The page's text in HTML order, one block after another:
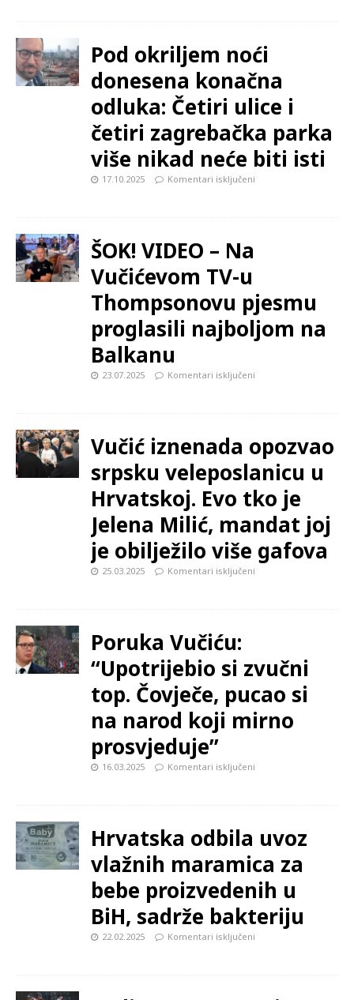
Pod okriljem noći
donesena konačna
odluka: Četiri ulice i
četiri zagrebačka parka
više nikad neće biti isti
17.10.2025 Komentari isključeni
ŠOK! VIDEO – Na
Vučićevom TV-u
Thompsonovu pjesmu
proglasili najboljom na
Balkanu
23.07.2025 Komentari isključeni
Vučić iznenada opozvao
srpsku veleposlanicu u
Hrvatskoj. Evo tko je
Jelena Milić, mandat joj
je obilježilo više gafova
25.03.2025 Komentari isključeni
Poruka Vučiću:
“Upotrijebio si zvučni
top. Čovječe, pucao si
na narod koji mirno
prosvjeduje”
16.03.2025 Komentari isključeni
Hrvatska odbila uvoz
vlažnih maramica za
bebe proizvedenih u
BiH, sadrže bakteriju
22.02.2025 Komentari isključeni